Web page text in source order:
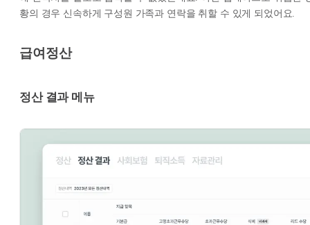
황의 경우 신속하게 구성원 가족과 연락을 취할 수 있게 되었어요.
급여정산
정산 결과 메뉴